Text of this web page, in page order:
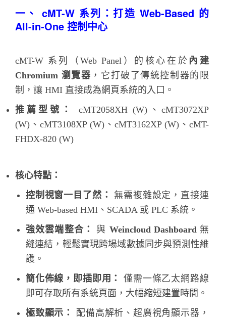
一、 cMT-W 系列：打造 Web-Based 的
All-in-One 控制中心
cMT-W 系列（Web Panel）的核心在於 內建
Chromium 瀏覽器 ，它打破了傳統控制器的限
制，讓 HMI 直接成為網頁系統的入口。
推薦型號：
cMT2058XH (W)、cMT3072XP
(W)、cMT3108XP (W)、cMT3162XP (W)、cMT-
FHDX-820 (W)
核心特點：
控制視窗一目了然：
無需複雜設定，直接連
通 Web-based HMI、SCADA 或 PLC 系統。
強效雲端整合：
與 Weincloud Dashboard無
縫連結，輕鬆實現跨場域數據同步與預測性維
護。
簡化佈線，即插即用：
僅需一條乙太網路線
即可存取所有系統頁面，大幅縮短建置時間。
極致顯示：
配備高解析、超廣視角顯示器，